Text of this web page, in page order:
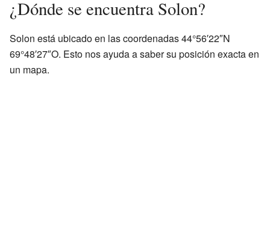
¿Dónde se encuentra Solon?
Solon está ubicado en las coordenadas 44°56′22″N
69°48′27″O. Esto nos ayuda a saber su posición exacta en
un mapa.